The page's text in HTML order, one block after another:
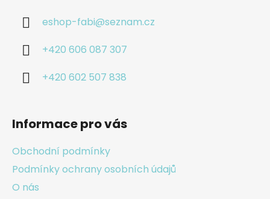
eshop-fabi@seznam.cz
+420 606 087 307
+420 602 507 838
Informace pro vás
Obchodní podmínky
Podmínky ochrany osobních údajů
O nás